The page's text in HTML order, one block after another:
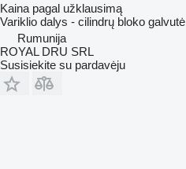
Kaina pagal užklausimą
Variklio dalys - cilindrų bloko galvutė
Rumunija
ROYAL DRU SRL
Susisiekite su pardavėju